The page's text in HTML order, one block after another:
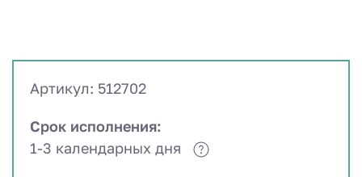
Артикул: 512702
Срок исполнения:
1-3 календарных дня